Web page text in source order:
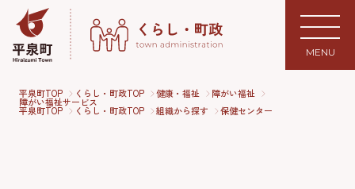
MENU
平泉町TOP くらし・町政TOP 健康・福祉 障がい福祉
障がい福祉サービス
平泉町TOP くらし・町政TOP 組織から探す 保健センター